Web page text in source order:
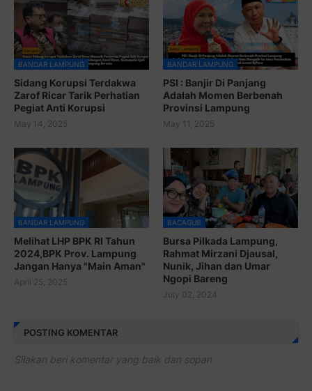
BANDAR LAMPUNG
Sidang Korupsi Terdakwa
Zarof Ricar Tarik Perhatian
Pegiat Anti Korupsi
May 14, 2025
BANDAR LAMPUNG
PSI : Banjir Di Panjang
Adalah Momen Berbenah
Provinsi Lampung
May 11, 2025
BANDAR LAMPUNG
Melihat LHP BPK RI Tahun
2024,BPK Prov. Lampung
Jangan Hanya "Main Aman"
April 25, 2025
BACAGUB
Bursa Pilkada Lampung,
Rahmat Mirzani Djausal,
Nunik, Jihan dan Umar
Ngopi Bareng
July 02, 2024
POSTING KOMENTAR
Silakan beri komentar yang baik dan sopan